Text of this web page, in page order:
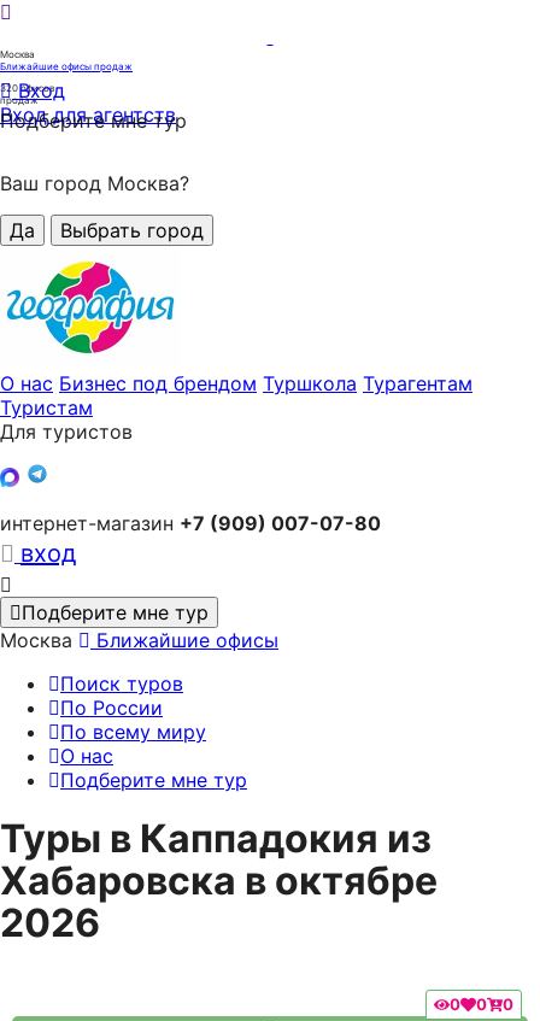
Москва
Ближайшие офисы продаж
320офисов
продаж
Вход
Вход для агентств
Подберите мне тур
Ваш город Москва?
Да
Выбрать город
О нас Бизнес под брендом Туршкола Турагентам
Туристам
Для туристов
интернет-магазин +7 (909) 007-07-80
вход
Подберите мне тур
Москва
Ближайшие офисы
Поиск туров
По России
По всему миру
О нас
Подберите мне тур
Туры в Каппадокия из
Хабаровска в октябре
2026
0 0 0